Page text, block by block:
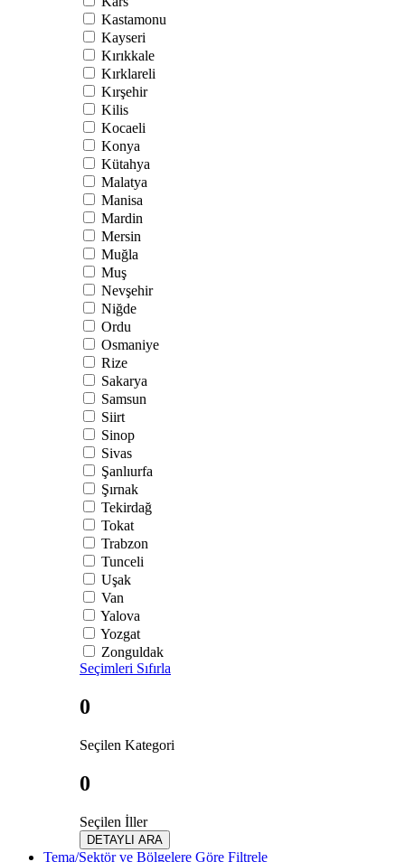
Kastamonu
Kayseri
Kırıkkale
Kırklareli
Kırşehir
Kilis
Kocaeli
Konya
Kütahya
Malatya
Manisa
Mardin
Mersin
Muğla
Muş
Nevşehir
Niğde
Ordu
Osmaniye
Rize
Sakarya
Samsun
Siirt
Sinop
Sivas
Şanlıurfa
Şırnak
Tekirdağ
Tokat
Trabzon
Tunceli
Uşak
Van
Yalova
Yozgat
Zonguldak
Seçimleri Sıfırla
0
Seçilen Kategori
0
Seçilen İller
DETAYLI ARA
Tema/Sektör ve Bölgelere Göre Filtrele